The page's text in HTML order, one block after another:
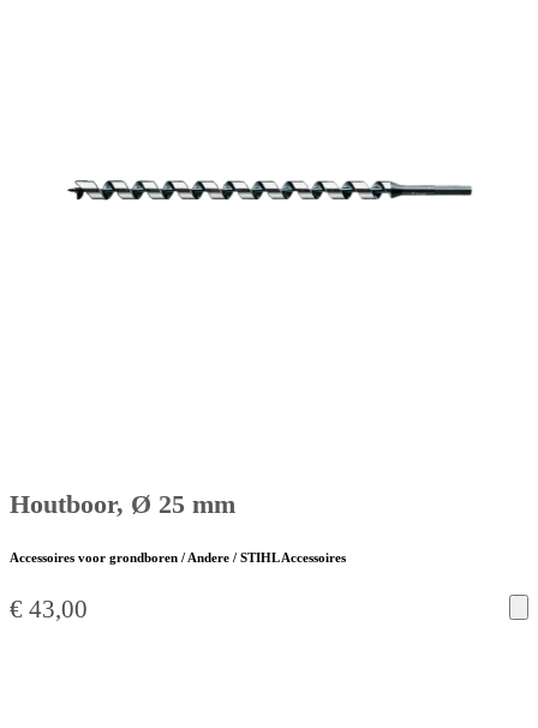
Houtboor, Ø 25 mm
Accessoires voor grondboren / Andere / STIHL Accessoires
€ 43,00